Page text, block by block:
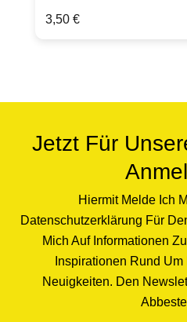
Deutschland
Regulärer Preis:
3,50 €
Jetzt Für
Hiermit Melde Ich
Datenschutzerklärung Für
Mich Auf Informationen
Inspirationen Rund
Neuigkeiten. Den